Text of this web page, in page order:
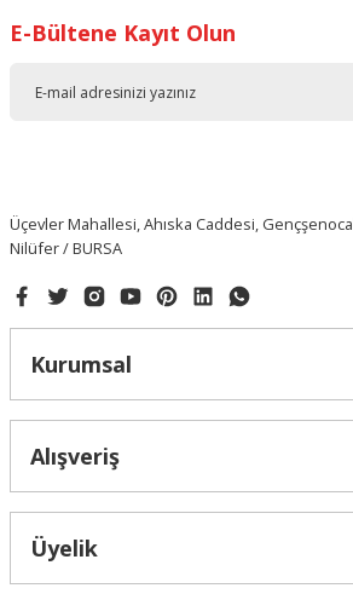
E-Bültene Kayıt Olun
Üçevler Mahallesi, Ahıska Caddesi,
Nilüfer / BURSA
Kurumsal
Alışveriş
Üyelik